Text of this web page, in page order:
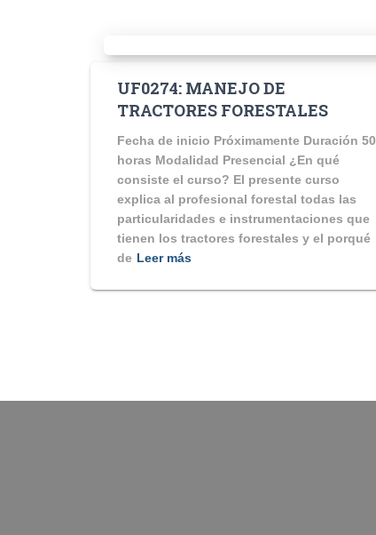
UF0274: MANEJO DE
TRACTORES FORESTALES
Fecha de inicio Próximamente Duración 50
horas Modalidad Presencial ¿En qué
consiste el curso? El presente curso
explica al profesional forestal todas las
particularidades e instrumentaciones que
tienen los tractores forestales y el porqué
de Leer más